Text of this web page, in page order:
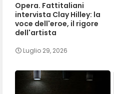
Opera. Fattitaliani
intervista Clay Hilley: la
voce dell'eroe, il rigore
dell'artista
Luglio 29, 2026